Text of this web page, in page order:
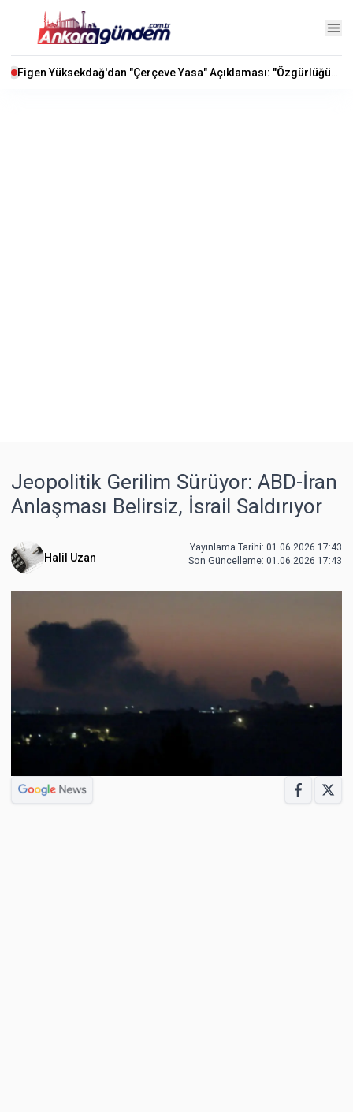
Jeopolitik Gerilim Sürüyor: ABD-İran
Anlaşması Belirsiz, İsrail Saldırıyor
Halil Uzan
Yayınlama Tarihi: 01.06.2026 17:43
Son Güncelleme: 01.06.2026 17:43